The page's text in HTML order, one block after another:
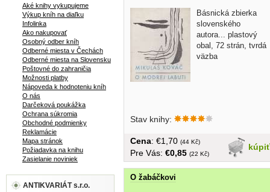
Básnická zbierka
slovenského
autora... plastový
obal, 72 strán, tvrdá
väzba
Stav knihy:
kúpiť
Cena: €1,70 (44 Kč)
Pre Vás: €0,85 (22 Kč)
O žabáčkovi
Aké knihy vykupujeme
Výkup kníh na diaľku
Infolinka
Ako nakupovať
Osobný odber kníh
Odberné miesta v Čechách
Odberné miesta na Slovensku
Poštovné do zahraničia
Možnosti platby
Nápoveda k hodnoteniu kníh
O nás
Darčeková poukážka
Ochrana súkromia
Obchodné podmienky
Reklamácie
Mapa stránok
Požiadavka na knihu
Zasielanie noviniek
ANTIKVARIÁT s.r.o.